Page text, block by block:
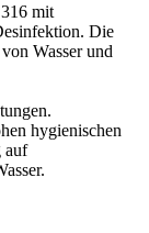
mit
Die
Wasser und
hygienischen
auf